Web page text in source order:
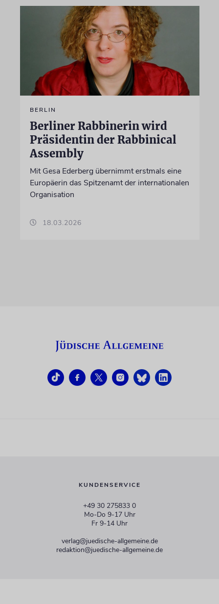
BERLIN
Berliner Rabbinerin wird
Präsidentin der Rabbinical
Assembly
Mit Gesa Ederberg übernimmt erstmals eine
Europäerin das Spitzenamt der internationalen
Organisation
18.03.2026
KUNDENSERVICE
+49 30 275833 0
Mo-Do 9-17 Uhr
Fr 9-14 Uhr
verlag@juedische-allgemeine.de
redaktion@juedische-allgemeine.de